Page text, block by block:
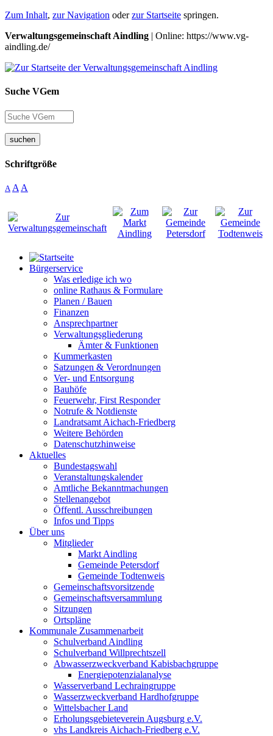
Zum Inhalt, zur Navigation oderzur Startseite springen.
Verwaltungsgemeinschaft Aindling | Online: https://www.vg-
aindling.de/
Suche VGem
suchen
Schriftgröße
A A A
Bürgerservice
Was erledige ich wo
online Rathaus & Formulare
Planen / Bauen
Finanzen
Ansprechpartner
Verwaltungsgliederung
Ämter & Funktionen
Kummerkasten
Satzungen & Verordnungen
Ver- und Entsorgung
Bauhöfe
Feuerwehr, First Responder
Notrufe & Notdienste
Landratsamt Aichach-Friedberg
Weitere Behörden
Datenschutzhinweise
Aktuelles
Bundestagswahl
Veranstaltungskalender
Amtliche Bekanntmachungen
Stellenangebot
Öffentl. Ausschreibungen
Infos und Tipps
Über uns
Mitglieder
Markt Aindling
Gemeinde Petersdorf
Gemeinde Todtenweis
Gemeinschaftsvorsitzende
Gemeinschaftsversammlung
Sitzungen
Ortspläne
Kommunale Zusammenarbeit
Schulverband Aindling
Schulverband Willprechtszell
Abwasserzweckverband Kabisbachgruppe
Energiepotenzialanalyse
Wasserverband Lechraingruppe
Wasserzweckverband Hardhofgruppe
Wittelsbacher Land
Erholungsgebieteverein Augsburg e.V.
vhs Landkreis Aichach-Friedberg e.V.